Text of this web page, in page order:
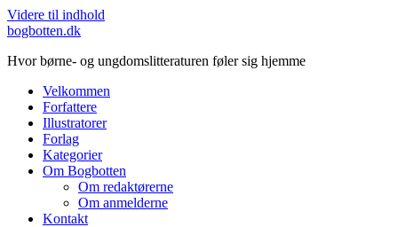
Videre til indhold
bogbotten.dk
Hvor børne- og ungdomslitteraturen føler sig hjemme
Velkommen
Forfattere
Illustratorer
Forlag
Kategorier
Om Bogbotten
Om redaktørerne
Om anmelderne
Kontakt